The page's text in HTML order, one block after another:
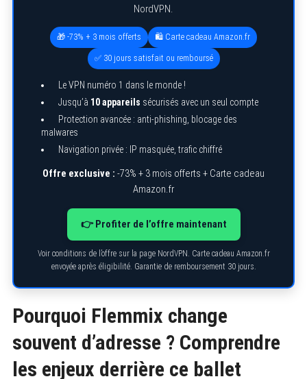
NordVPN.
🎁 -73% + 3 mois offerts 🛍️ Carte cadeau Amazon.fr
✅ 30 jours satisfait ou remboursé
Le VPN numéro 1 dans le monde !
Jusqu’à 10 appareils sécurisés avec un seul compte
Protection avancée : anti-phishing, blocage des
malwares
Navigation privée : IP masquée, trafic chiffré
Offre exclusive : -73% + 3 mois offerts + Carte cadeau
Amazon.fr
👉 Profiter de l’offre maintenant
Voir conditions de l’offre sur la page NordVPN. Carte cadeau Amazon.fr
envoyée après éligibilité. Garantie de remboursement 30 jours.
Pourquoi Flemmix change
souvent d’adresse ? Comprendre
les enjeux derrière ce ballet